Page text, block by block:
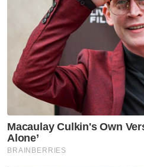
Sukan
Tiket aksi
habis terjual
Sukan
Rifdean
bumi Jepun